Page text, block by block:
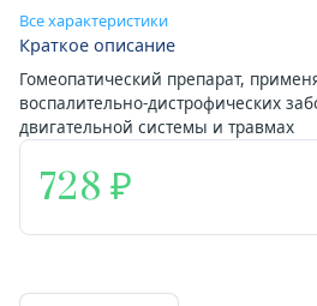
Все характеристики
Краткое описание
Гомеопатический препарат,
воспалительно-дистрофических
двигательной системы и травмах
728